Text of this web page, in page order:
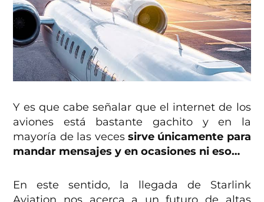
Y es que cabe señalar que el internet de los
aviones está bastante gachito y en la
mayoría de las veces sirve únicamente para
mandar mensajes y en ocasiones ni eso…
En este sentido, la llegada de Starlink